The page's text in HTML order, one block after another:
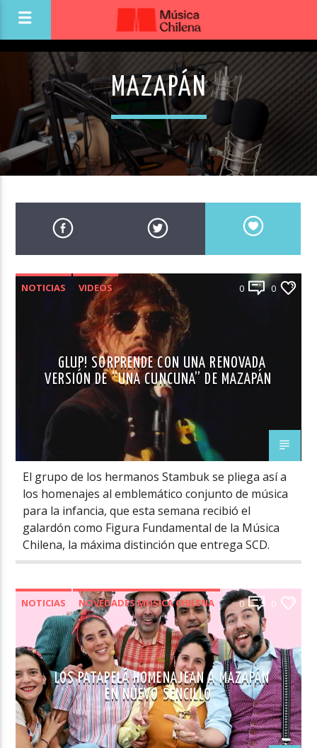
MAZAPÁN
NOTICIAS VIDEOS 0 0
GLUP! SORPRENDE CON UNA RENOVADA
VERSIÓN DE “UNA CUNCUNA” DE MAZAPÁN
El grupo de los hermanos Stambuk se pliega así a
los homenajes al emblemático conjunto de música
para la infancia, que esta semana recibió el
galardón como Figura Fundamental de la Música
Chilena, la máxima distinción que entrega SCD.
NOTICIAS NOVEDADES MÚSICA CHILENA 0 0
LOS PATAPELÁ HOMENAJEAN A MAZAPÁN
EN NUEVO SENCILLO